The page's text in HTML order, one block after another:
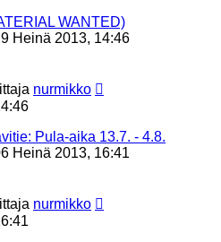
WANTED)
Heinä 2013, 14:46
nurmikko
Pula-aika 13.7. - 4.8.
Heinä 2013, 16:41
nurmikko